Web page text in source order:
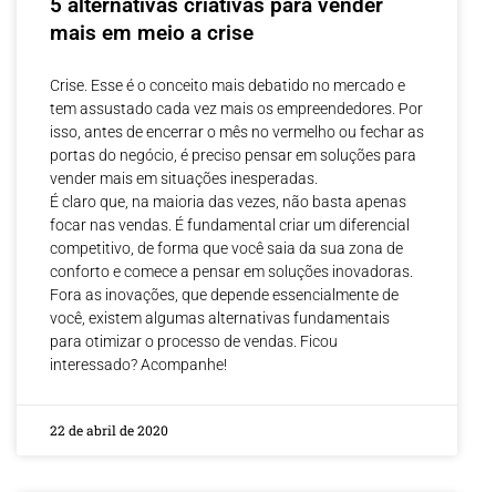
5 alternativas criativas para vender
mais em meio a crise
Crise. Esse é o conceito mais debatido no mercado e
tem assustado cada vez mais os empreendedores. Por
isso, antes de encerrar o mês no vermelho ou fechar as
portas do negócio, é preciso pensar em soluções para
vender mais em situações inesperadas.
É claro que, na maioria das vezes, não basta apenas
focar nas vendas. É fundamental criar um diferencial
competitivo, de forma que você saia da sua zona de
conforto e comece a pensar em soluções inovadoras.
Fora as inovações, que depende essencialmente de
você, existem algumas alternativas fundamentais
para otimizar o processo de vendas. Ficou
interessado? Acompanhe!
22 de abril de 2020